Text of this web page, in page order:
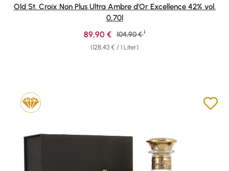
Old St. Croix Non Plus Ultra Ambre d'Or Excellence 42% vol.
0,70l
(128,43 € / 1 Liter)
Verkaufspreis:
89,90 € Regulärer Preis:
104,90 € 1